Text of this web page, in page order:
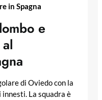
in Spagna
e
di Oviedo con la
La squadra è